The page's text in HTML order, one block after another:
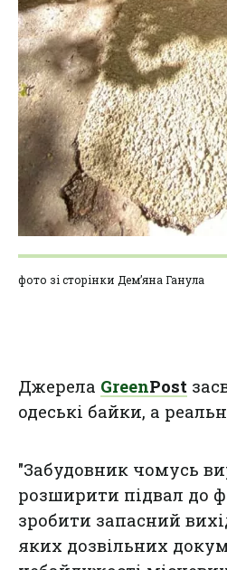
фото зі сторінки Дем’яна Ганула
Джерела GreenPost
одеські байки, а
"Забудовник чомусь
розширити підвал до
зробити запасний
яких дозвільних